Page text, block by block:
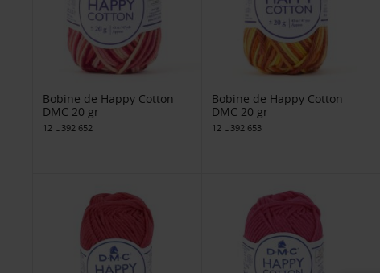
Bobine de Happy Cotton
DMC 20 gr
12 U392 652
Bobine de Happy Cotton
DMC 20 gr
12 U392 653